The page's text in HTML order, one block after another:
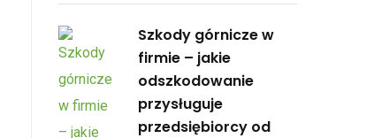
Szkody górnicze w
firmie – jakie
odszkodowanie
przysługuje
przedsiębiorcy od